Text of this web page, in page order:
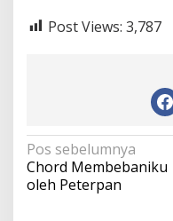
Post Views: 3,787
N
a
Pos sebelumnya
Chord Membebaniku
oleh Peterpan